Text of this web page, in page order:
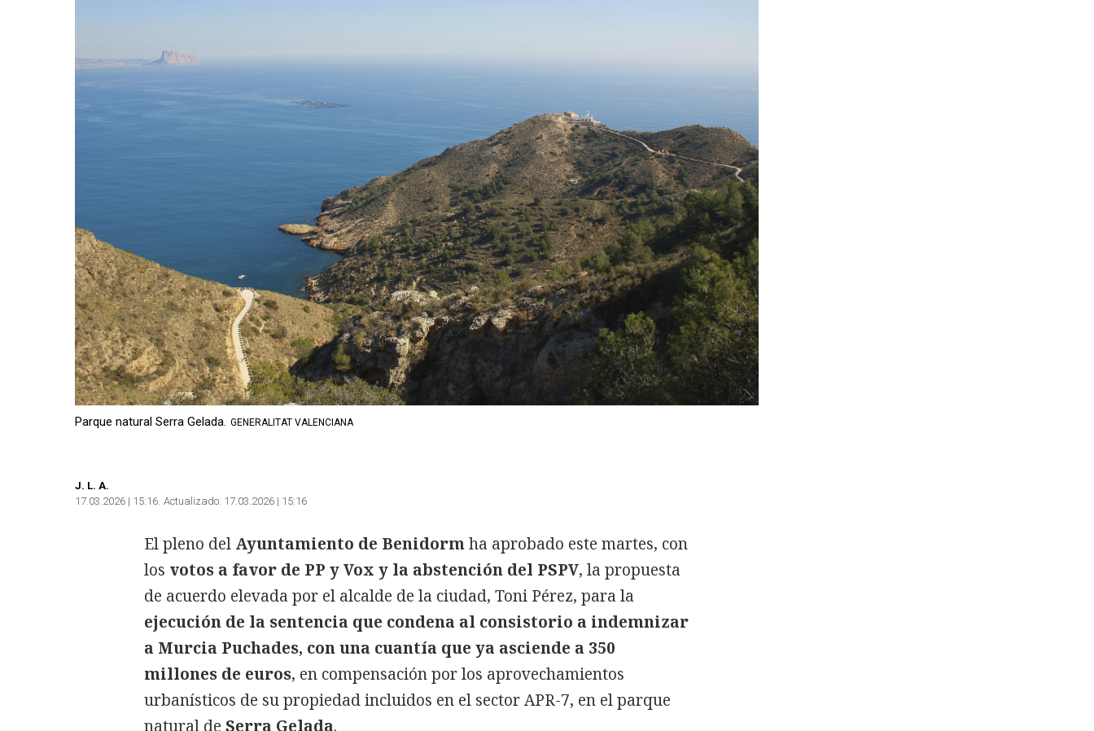
Parque natural Serra Gelada. GENERALITAT VALENCIANA
J. L. A.
17.03.2026 | 15:16 Actualizado: 17.03.2026 | 15:16
El pleno del Ayuntamiento de Benidormha aprobado este martes, con
los votos a favor de PP y Vox y la abstención del PSPV, la propuesta
de acuerdo elevada por el alcalde de la ciudad, Toni Pérez, para la
ejecución de la sentencia que condena al consistorio a indemnizar
a Murcia Puchades, con una cuantía que ya asciende a 350
millones de euros, en compensación por los aprovechamientos
urbanísticos de su propiedad incluidos en el sector APR-7, en el parque
natural de Serra Gelada.